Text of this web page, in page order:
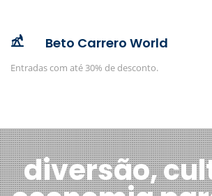
Beto Carrero World
Entradas com até 30% de desconto.
diversão,